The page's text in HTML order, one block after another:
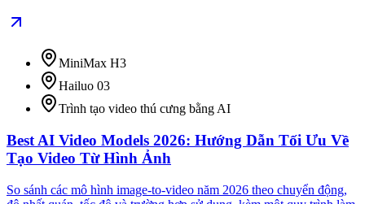
MiniMax H3
Hailuo 03
Trình tạo video thú cưng bằng AI
Best AI Video Models 2026: Hướng Dẫn Tối Ưu Về
Tạo Video Từ Hình Ảnh
So sánh các mô hình image-to-video năm 2026 theo chuyển động,